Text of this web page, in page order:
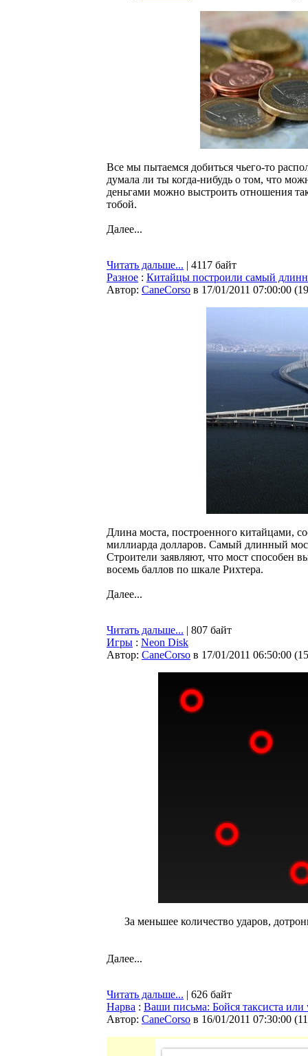
Все мы пытаемся добиться чьего-то
думала ли ты когда-нибудь о том, что
деньгами можно выстроить отношения
тобой.
Далее...
Читать дальше... | 4117 байт
Разное : Китайцы построили самый
Автор: CaneCorso в 17/01/2011 07:00:00 (
Длина моста, построенного китайцами,
миллиарда долларов. Самый длинный
Строители заявляют, что мост способен
восемь баллов по шкале Рихтера.
Далее...
Читать дальше... | 807 байт
Игры : Neon Disk
Автор: CaneCorso в 17/01/2011 06:50:00 (
За меньшее количество ударов,
Далее...
Читать дальше... | 626 байт
Нарва : Ваши письма: Бойся таксиста или
Автор: CaneCorso в 16/01/2011 07:30:00 (